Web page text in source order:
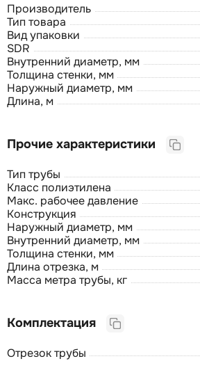
Производитель
Тип товара
Вид упаковки
SDR
Внутренний диаметр, мм
Толщина стенки, мм
Наружный диаметр, мм
Длина, м
Прочие характеристики
Тип трубы
Класс полиэтилена
Макс. рабочее давление
Конструкция
Наружный диаметр, мм
Внутренний диаметр, мм
Толщина стенки, мм
Длина отрезка, м
Масса метра трубы, кг
Комплектация
Отрезок трубы